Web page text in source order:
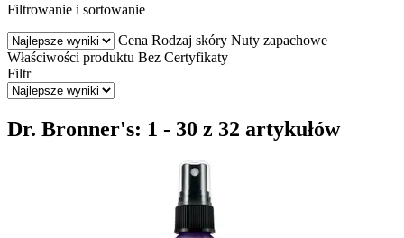
Filtrowanie i sortowanie
Cena Rodzaj skóry Nuty zapachowe
Właściwości produktu Bez Certyfikaty
Filtr
Dr. Bronner's: 1 - 30 z 32 artykułów